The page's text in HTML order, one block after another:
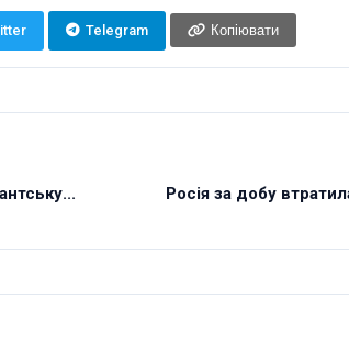
Telegram Копіювати
Росія за добу